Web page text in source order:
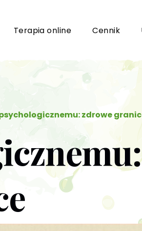
Terapia online Cennik
Konsultacje
Psychoterapia
Psychoterapia
(TUS) Trening
zdrowe